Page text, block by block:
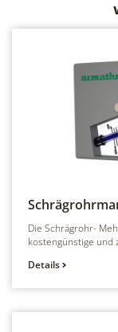
Die Schrägrohr-
kostengünstige und
Details